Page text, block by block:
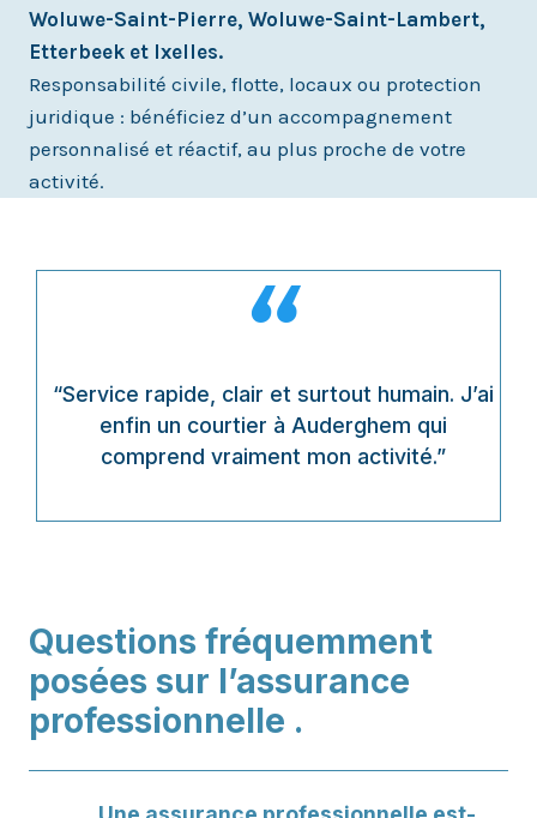
Woluwe-Saint-Pierre, Woluwe-Saint-Lambert,
Etterbeek et Ixelles.
Responsabilité civile, flotte, locaux ou protection
juridique : bénéficiez d’un accompagnement
personnalisé et réactif, au plus proche de votre
activité.
“
“Service rapide, clair et surtout humain. J’ai
enfin un courtier à Auderghem qui
comprend vraiment mon activité.”
Questions fréquemment
posées sur l’assurance
professionnelle .